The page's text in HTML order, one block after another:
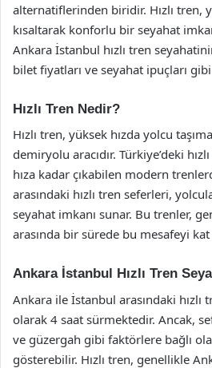
alternatiflerinden biridir. Hızlı tren,
kısaltarak konforlu bir seyahat
Ankara İstanbul hızlı tren
bilet fiyatları ve seyahat ipuçları
Hızlı Tren Nedir?
Hızlı tren, yüksek hızda yolcu
demiryolu aracıdır. Türkiye’deki
hıza kadar çıkabilen modern
arasındaki hızlı tren seferleri,
seyahat imkanı sunar. Bu trenler,
arasında bir sürede bu mesafeyi kat
Ankara İstanbul Hızlı Tren
Ankara ile İstanbul arasındaki
olarak 4 saat sürmektedir. Ancak,
ve güzergah gibi faktörlere bağlı
gösterebilir. Hızlı tren, genellikle